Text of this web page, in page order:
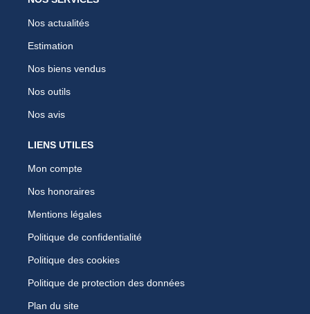
Nos actualités
Estimation
Nos biens vendus
Nos outils
Nos avis
LIENS UTILES
Mon compte
Nos honoraires
Mentions légales
Politique de confidentialité
Politique des cookies
Politique de protection des données
Plan du site